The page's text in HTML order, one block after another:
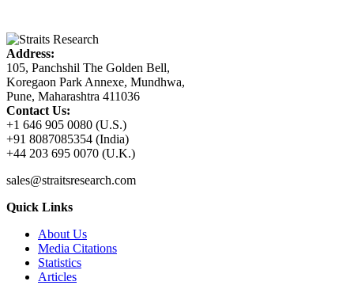
Address:
105, Panchshil The Golden Bell,
Koregaon Park Annexe, Mundhwa,
Pune, Maharashtra 411036
Contact Us:
+1 646 905 0080 (U.S.)
+91 8087085354 (India)
+44 203 695 0070 (U.K.)
sales@straitsresearch.com
Quick Links
About Us
Media Citations
Statistics
Articles